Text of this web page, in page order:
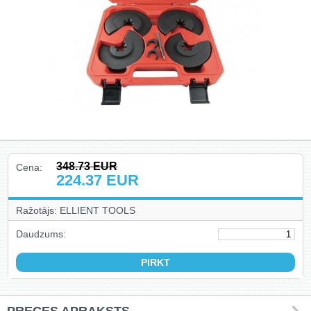
Cena: 348.73EUR
224.37 EUR
Ražotājs: ELLIENT TOOLS
Daudzums:
Hidrauliskie instrumenti, domkrati,
preses, pacēlāji, turētāji (78)
Riepu montāža un balansēšana
Skapji uz riteņiem, krēsli, gultas,
Celšanas un vilkšanas iekārtas,
stropes, ratiņi (40)
Ielogoties